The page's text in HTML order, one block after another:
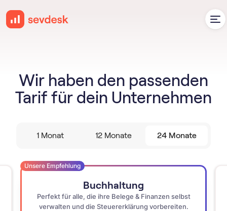
Wir haben den passenden
Tarif für dein Unternehmen
1 Monat 12 Monate 24 Monate
Unsere Empfehlung
Buchhaltung
Perfekt für alle, die ihre Belege & Finanzen selbst
verwalten und die Steuererklärung vorbereiten.